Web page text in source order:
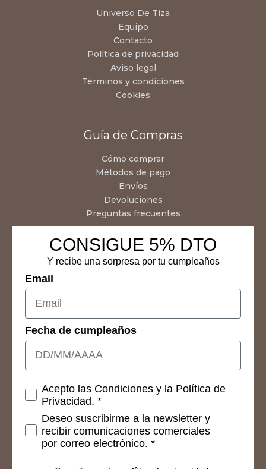
Universo De Tiza
Equipo
Contacto
Política de privacidad
Aviso legal
Términos y condiciones
Cookies
Guía de Compras
Cómo comprar
Métodos de pago
Envíos
Devoluciones
Preguntas frecuentes
CONSIGUE 5% DTO
Y recibe una sorpresa por tu cumpleaños
Email
Fecha de cumpleaños
Consetimientos
Acepto las Condiciones y la Política de
Privacidad. *
Deseo suscribirme a la newsletter y
recibir comunicaciones comerciales
por correo electrónico. *